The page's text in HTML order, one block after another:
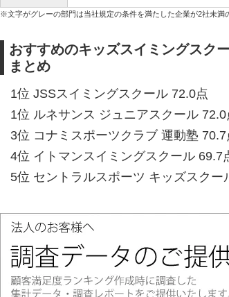
※文字がグレーの部門は当社規定の条件を満たした企業が2社未満
おすすめのキッズスイミングスク
まとめ
1位 JSSスイミングスクール 72.0点
1位 ルネサンス ジュニアスクール 72.0
3位 コナミスポーツクラブ 運動塾 70.7
4位 イトマンスイミングスクール 69.7
5位 セントラルスポーツ キッズスクー